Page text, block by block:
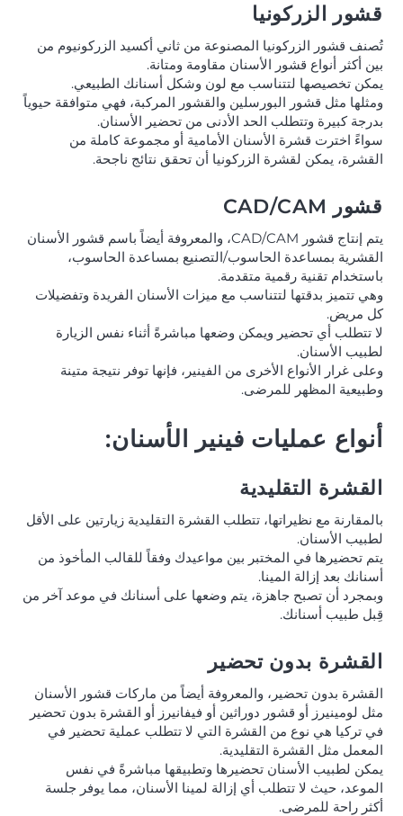
قشور الزركونيا
تُصنف قشور الزركونيا المصنوعة من ثاني أكسيد الزركونيوم من
بين أكثر أنواع قشور الأسنان مقاومة ومتانة.
يمكن تخصيصها لتتناسب مع لون وشكل أسنانك الطبيعي.
ومثلها مثل قشور البورسلين والقشور المركبة، فهي متوافقة حيوياً
بدرجة كبيرة وتتطلب الحد الأدنى من تحضير الأسنان.
سواءً اخترت قشرة الأسنان الأمامية أو مجموعة كاملة من
القشرة، يمكن لقشرة الزركونيا أن تحقق نتائج ناجحة.
قشور CAD/CAM
يتم إنتاج قشور CAD/CAM، والمعروفة أيضاً باسم قشور الأسنان
القشرية بمساعدة الحاسوب/التصنيع بمساعدة الحاسوب،
باستخدام تقنية رقمية متقدمة.
وهي تتميز بدقتها لتتناسب مع ميزات الأسنان الفريدة وتفضيلات
كل مريض.
لا تتطلب أي تحضير ويمكن وضعها مباشرةً أثناء نفس الزيارة
لطبيب الأسنان.
وعلى غرار الأنواع الأخرى من الفينير، فإنها توفر نتيجة متينة
وطبيعية المظهر للمرضى.
أنواع عمليات فينير الأسنان:
القشرة التقليدية
بالمقارنة مع نظيراتها، تتطلب القشرة التقليدية زيارتين على الأقل
لطبيب الأسنان.
يتم تحضيرها في المختبر بين مواعيدك وفقاً للقالب المأخوذ من
أسنانك بعد إزالة المينا.
وبمجرد أن تصبح جاهزة، يتم وضعها على أسنانك في موعد آخر من
قِبل طبيب أسنانك.
القشرة بدون تحضير
القشرة بدون تحضير، والمعروفة أيضاً من ماركات قشور الأسنان
مثل لومينيرز أو قشور دوراثين أو فيفانيرز أو القشرة بدون تحضير
في تركيا هي نوع من القشرة التي لا تتطلب عملية تحضير في
المعمل مثل القشرة التقليدية.
يمكن لطبيب الأسنان تحضيرها وتطبيقها مباشرةً في نفس
الموعد، حيث لا تتطلب أي إزالة لمينا الأسنان، مما يوفر جلسة
أكثر راحة للمرضى.